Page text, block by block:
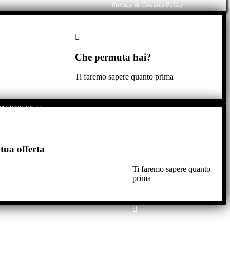
©
Privacy & Cookies Policy
Che permuta hai?
Ti faremo sapere quanto prima
offerta
Ti faremo sapere quanto
prima